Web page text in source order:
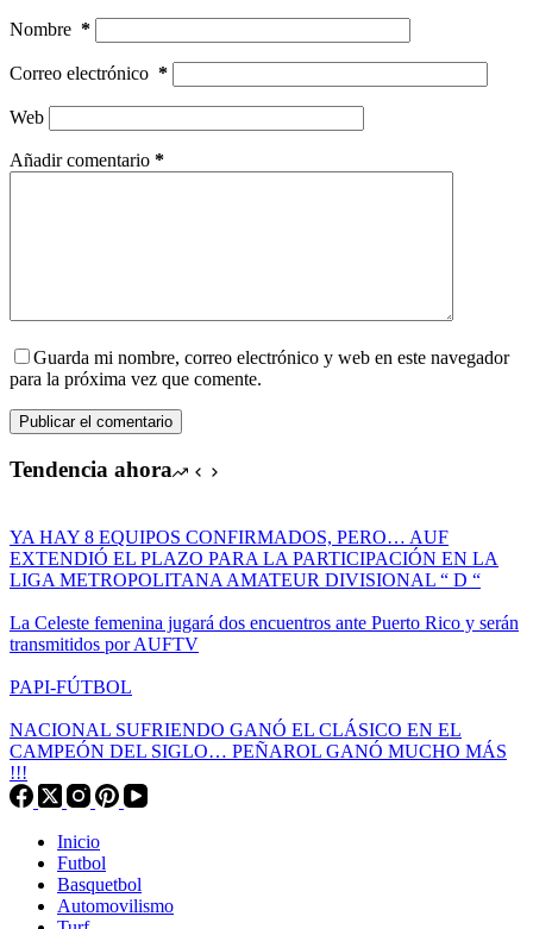
Nombre *
Correo electrónico *
Web
Añadir comentario *
Guarda mi nombre, correo electrónico y web en este navegador
para la próxima vez que comente.
Publicar el comentario
Tendencia ahora
YA HAY 8 EQUIPOS CONFIRMADOS, PERO… AUF
EXTENDIÓ EL PLAZO PARA LA PARTICIPACIÓN EN LA
LIGA METROPOLITANA AMATEUR DIVISIONAL “ D “
La Celeste femenina jugará dos encuentros ante Puerto Rico y serán
transmitidos por AUFTV
PAPI-FÚTBOL
NACIONAL SUFRIENDO GANÓ EL CLÁSICO EN EL
CAMPEÓN DEL SIGLO… PEÑAROL GANÓ MUCHO MÁS
!!!
Inicio
Futbol
Basquetbol
Automovilismo